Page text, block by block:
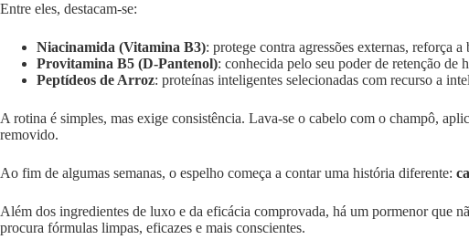
Entre eles, destacam-se:
Niacinamida (Vitamina B3): protege contra agressões externas, reforça
Provitamina B5 (D-Pantenol): conhecida pelo seu poder de retenção de
Peptídeos de Arroz: proteínas inteligentes selecionadas com recurso a
A rotina é simples, mas exige consistência. Lava-se o cabelo com o champô,
removido.
Ao fim de algumas semanas, o espelho começa a contar uma história diferente:
Além dos ingredientes de luxo e da eficácia comprovada, há um pormenor que
procura fórmulas limpas, eficazes e mais conscientes.